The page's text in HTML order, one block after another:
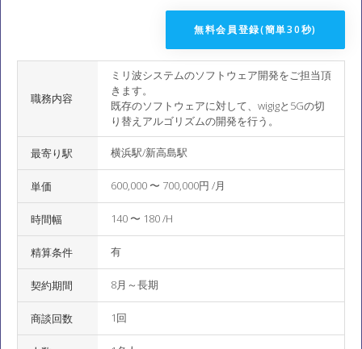
無料会員登録(簡単30秒)
職務内容
ミリ波システムのソフトウェア開発をご担当頂
きます。
既存のソフトウェアに対して、wigigと5Gの切
り替えアルゴリズムの開発を行う。
最寄り駅 横浜駅/新高島駅
単価 600,000 〜 700,000円 /月
時間幅 140 〜 180 /H
精算条件 有
契約期間 8月～長期
商談回数 1回